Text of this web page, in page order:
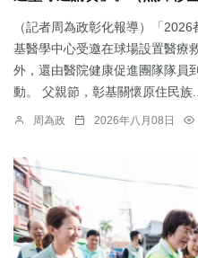
（記者周為政彰化報導）「
基醫學中心受邀在球場設置醫療
外，還由醫院健康促進團隊隊員
動。 父親節，彰基關懷原住民族...
周為政 2026年八月08日